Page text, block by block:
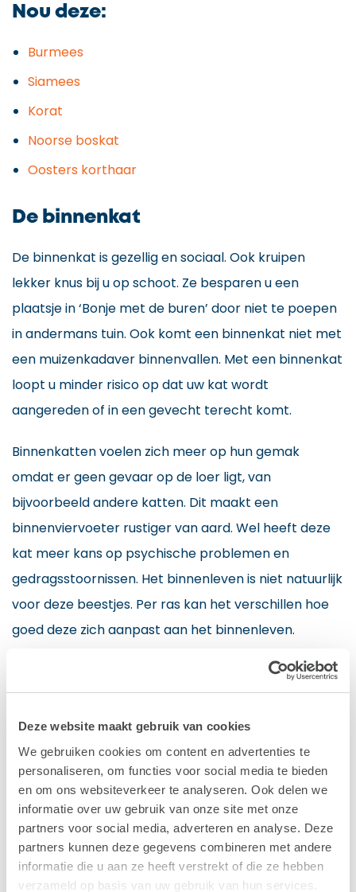
Deze website maakt gebruik van cookies
We gebruiken cookies om content en advertenties te
personaliseren, om functies voor social media te bieden
en om ons websiteverkeer te analyseren. Ook delen we
informatie over uw gebruik van onze site met onze
partners voor social media, adverteren en analyse. Deze
partners kunnen deze gegevens combineren met andere
informatie die u aan ze heeft verstrekt of die ze hebben
verzameld op basis van uw gebruik van hun services.
Nou deze:
Burmees
Siamees
Korat
Noorse boskat
Oosters korthaar
De binnenkat
De binnenkat is gezellig en sociaal. Ook kruipen
lekker knus bij u op schoot. Ze besparen u een
plaatsje in ‘Bonje met de buren’ door niet te poepen
in andermans tuin. Ook komt een binnenkat niet met
een muizenkadaver binnenvallen. Met een binnenkat
loopt u minder risico op dat uw kat wordt
aangereden of in een gevecht terecht komt.
Binnenkatten voelen zich meer op hun gemak
omdat er geen gevaar op de loer ligt, van
bijvoorbeeld andere katten. Dit maakt een
binnenviervoeter rustiger van aard. Wel heeft deze
kat meer kans op psychische problemen en
gedragsstoornissen. Het binnenleven is niet natuurlijk
voor deze beestjes. Per ras kan het verschillen hoe
goed deze zich aanpast aan het binnenleven.